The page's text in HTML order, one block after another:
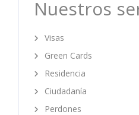
Nuestros
Visas
Green Cards
Residencia
Ciudadanía
Perdones